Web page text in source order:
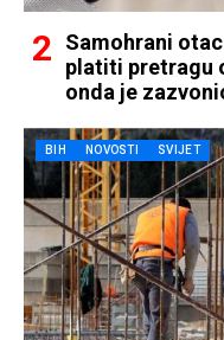
Samohrani
platiti pretragu
onda je
BIH NOVOSTI SVIJET